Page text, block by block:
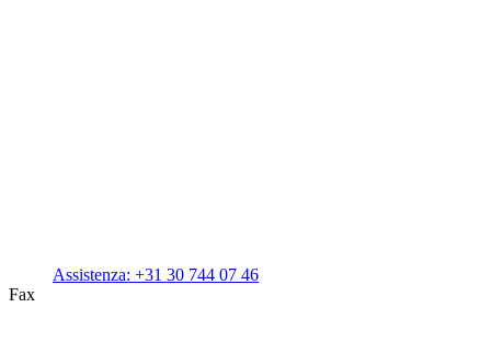
Assistenza: +31 30 744 07 46
Fax